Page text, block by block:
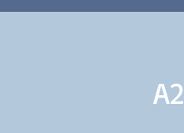
A2